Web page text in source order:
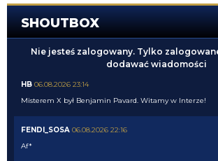
SHOUTBOX
Nie jesteś zalogowany. Tylko
dodawać wiadomości
HB 06.08.2026 23:14
Misterem X był Benjamin Pavard. Witamy w Interze!
FENDI_SOSA 06.08.2026 22:16
Af*